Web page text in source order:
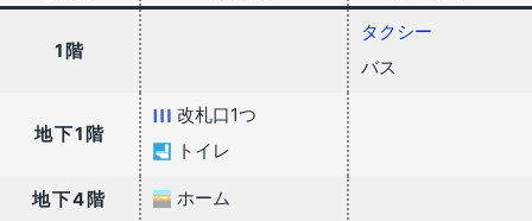
1階
タクシー
バス
地下1階
改札口1つ
トイレ
地下4階 ホーム